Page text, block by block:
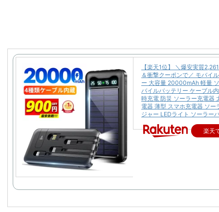
【楽天1位】 ＼爆安実質
＆衝撃クーポンで／ モバイ
ー 大容量 20000mAh 軽量
バイルバッテリー ケーブル
時充電 防災 ソーラー充電器
電器 薄型 スマホ充電器 ソー
ジャー LEDライト ソーラー
楽天